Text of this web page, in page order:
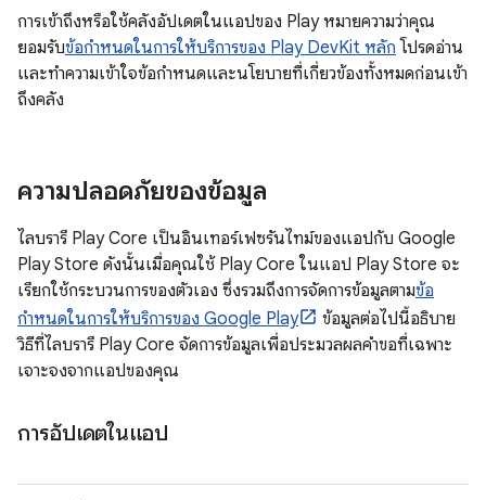
การเข้าถึงหรือใช้คลังอัปเดตในแอปของ Play หมายความว่าคุณ
ยอมรับข้อกำหนดในการให้บริการของ Play DevKit หลัก โปรดอ่าน
และทำความเข้าใจข้อกำหนดและนโยบายที่เกี่ยวข้องทั้งหมดก่อนเข้า
ถึงคลัง
ความปลอดภัยของข้อมูล
ไลบรารี Play Core เป็นอินเทอร์เฟซรันไทม์ของแอปกับ Google
Play Store ดังนั้นเมื่อคุณใช้ Play Core ในแอป Play Store จะ
เรียกใช้กระบวนการของตัวเอง ซึ่งรวมถึงการจัดการข้อมูลตามข้อ
กำหนดในการให้บริการของ Google Play
ข้อมูลต่อไปนี้อธิบาย
วิธีที่ไลบรารี Play Core จัดการข้อมูลเพื่อประมวลผลคําขอที่เฉพาะ
เจาะจงจากแอปของคุณ
การอัปเดตในแอป